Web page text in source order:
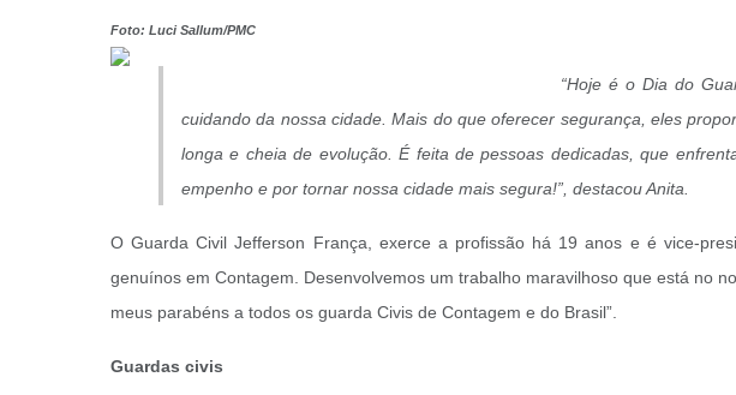
Foto: Luci Sallum/PMC
“Hoje é o Dia do
cuidando da nossa cidade. Mais do que oferecer segurança, eles
longa e cheia de evolução. É feita de pessoas dedicadas, que
empenho e por tornar nossa cidade mais segura!”, destacou Anita.
O Guarda Civil Jefferson França, exerce a profissão há 19 anos e é vice-
genuínos em Contagem. Desenvolvemos um trabalho maravilhoso que está no
meus parabéns a todos os guarda Civis de Contagem e do Brasil”.
Guardas civis